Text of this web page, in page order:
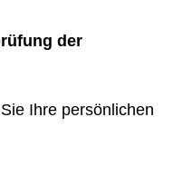
der
Ihre persönlichen